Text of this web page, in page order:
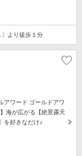
より徒歩１分
アワード ゴールドアワ
海が広がる【絶景露天
を好きなだけ♪